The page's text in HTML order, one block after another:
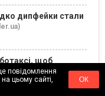
дипфейки стали
щоб
повідомлення
на цьому сайті,
ОК